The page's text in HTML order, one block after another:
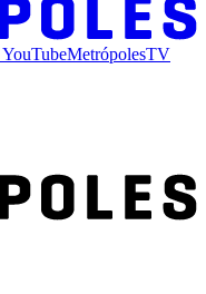
YouTubeMetrópolesTV